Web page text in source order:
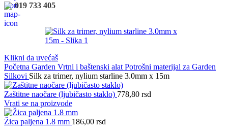
019 733 405
Klikni da uvećaš
Početna Garden Vrtni i baštenski alat Potrošni materijal za Garden
Silkovi Silk za trimer, nylium starline 3.0mm x 15m
Zaštitne naočare (ljubičasto staklo) 778,80 rsd
Vrati se na proizvode
Žica paljena 1.8 mm 186,00 rsd